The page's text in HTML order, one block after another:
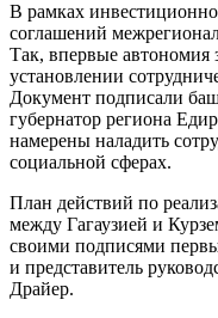
В рамках
соглашений
Так, впервые автономия
установлении
Документ подписали
губернатор региона
намерены наладить
социальной сферах.
План действий по
между Гагаузией и
своими подписями
и представитель
Драйер.